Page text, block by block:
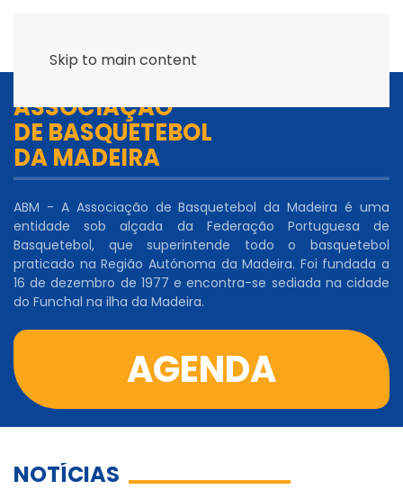
Skip to main content
ASSOCIAÇÃO
DE BASQUETEBOL
DA MADEIRA
ABM - A Associação de Basquetebol da Madeira é uma
entidade sob alçada da Federação Portuguesa de
Basquetebol, que superintende todo o basquetebol
praticado na Região Autónoma da Madeira. Foi fundada a
16 de dezembro de 1977 e encontra-se sediada na cidade
do Funchal na ilha da Madeira.
AGENDA
NOTÍCIAS